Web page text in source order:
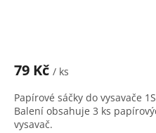
79 Kč / ks
Papírové sáčky do vysavače
Balení obsahuje 3 ks
vysavač.